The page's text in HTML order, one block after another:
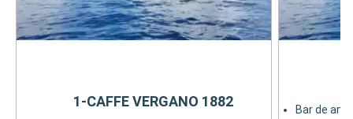
1-CAFFE VERGANO 1882
Bar de